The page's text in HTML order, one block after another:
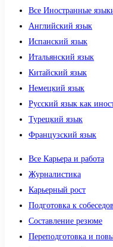
Все Иностранные
Английский язык
Испанский язык
Итальянский язык
Китайский язык
Немецкий язык
Русский язык как
Турецкий язык
Французский язык
Все Карьера и работа
Журналистика
Карьерный рост
Подготовка к
Составление резюме
Переподготовка и